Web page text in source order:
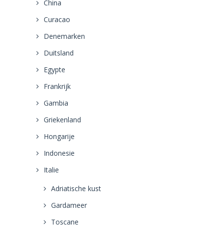
China
Curacao
Denemarken
Duitsland
Egypte
Frankrijk
Gambia
Griekenland
Hongarije
Indonesie
Italie
Adriatische kust
Gardameer
Toscane